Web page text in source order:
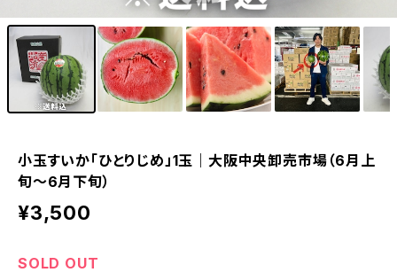
小玉すいか「ひとりじめ」1玉｜大阪中央卸売市場（6月上
旬～6月下旬）
¥3,500
SOLD OUT